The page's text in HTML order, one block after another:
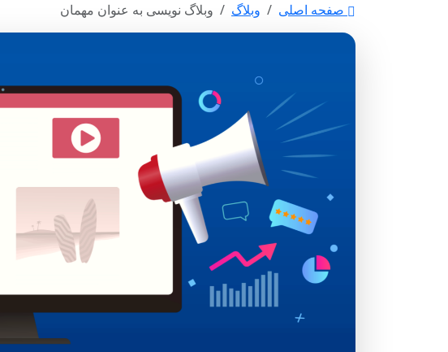
صفحه اصلی
وبلاگ وبلاگ نویسی به عنوان مهمان